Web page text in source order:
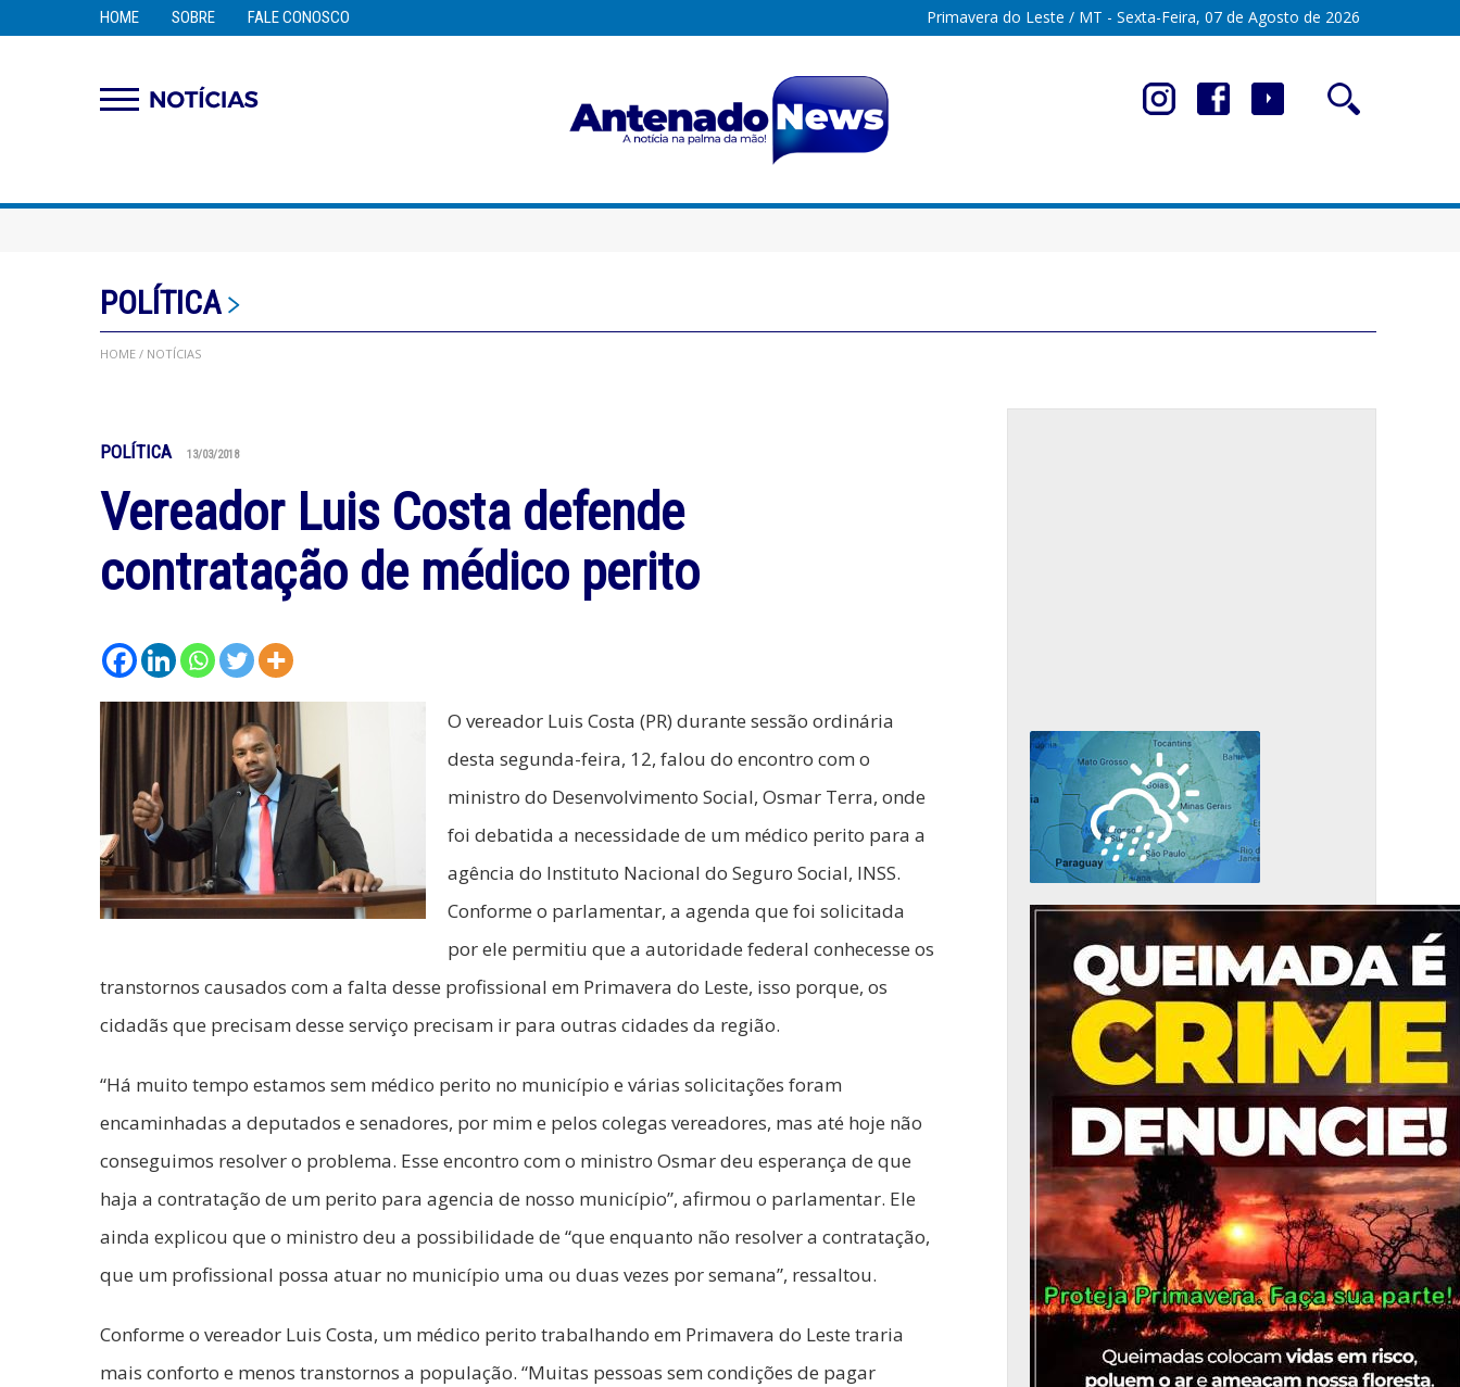
HOME SOBRE FALE CONOSCO Primavera do Leste / MT - Sexta-Feira, 07 de Agosto de 2026
POLÍTICA
HOME / NOTÍCIAS
POLÍTICA 13/03/2018
Vereador Luis Costa defende
contratação de médico perito
O vereador Luis Costa (PR) durante sessão ordinária
desta segunda-feira, 12, falou do encontro com o
ministro do Desenvolvimento Social, Osmar Terra, onde
foi debatida a necessidade de um médico perito para a
agência do Instituto Nacional do Seguro Social, INSS.
Conforme o parlamentar, a agenda que foi solicitada
por ele permitiu que a autoridade federal conhecesse os
transtornos causados com a falta desse profissional em Primavera do Leste, isso porque, os
cidadãs que precisam desse serviço precisam ir para outras cidades da região.
“Há muito tempo estamos sem médico perito no município e várias solicitações foram
encaminhadas a deputados e senadores, por mim e pelos colegas vereadores, mas até hoje não
conseguimos resolver o problema. Esse encontro com o ministro Osmar deu esperança de que
haja a contratação de um perito para agencia de nosso município”, afirmou o parlamentar. Ele
ainda explicou que o ministro deu a possibilidade de “que enquanto não resolver a contratação,
que um profissional possa atuar no município uma ou duas vezes por semana”, ressaltou.
Conforme o vereador Luis Costa, um médico perito trabalhando em Primavera do Leste traria
mais conforto e menos transtornos a população. “Muitas pessoas sem condições de pagar